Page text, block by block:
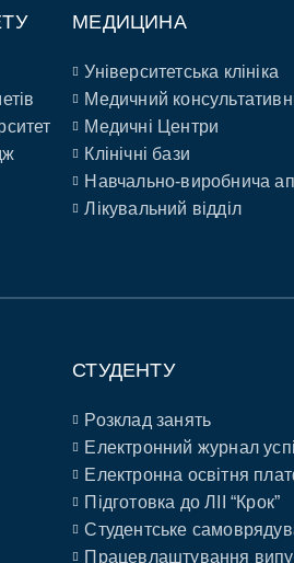
МЕДИЦИНА
Університетська клініка
Медичний
Медичні Центри
Клінічні бази
Навчально-виробнича
Лікувальний відділ
СТУДЕНТУ
Розклад занять
Електронний журнал
Електронна освітня
Підготовка до ЛІІ “Крок”
Студентське
Працевлаштування